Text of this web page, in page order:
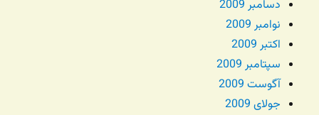
دسامبر 2009
نوامبر 2009
اکتبر 2009
سپتامبر 2009
آگوست 2009
جولای 2009